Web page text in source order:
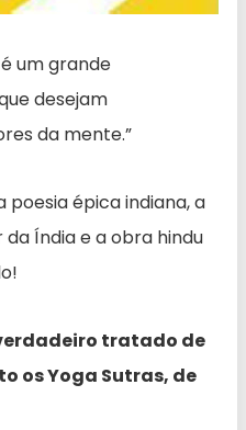
um grande
desejam
da mente.”
épica indiana, a
Índia e a obra hindu
tratado de
os Yoga Sutras, de